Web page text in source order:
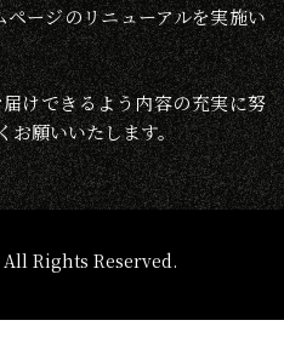
ージのリニューアルを実施い
けできるよう内容の充実に努
お願いいたします。
Rights Reserved.